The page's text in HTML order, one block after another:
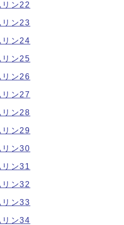
リン22
リン23
リン24
リン25
リン26
リン27
リン28
リン29
リン30
リン31
リン32
リン33
リン34